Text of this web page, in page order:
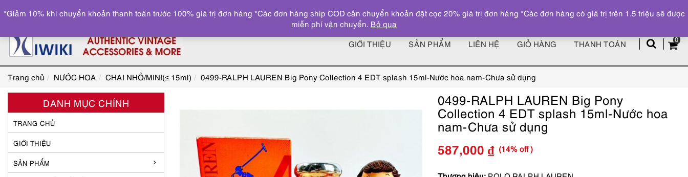
z
0
GIỚI THIỆU SẢN PHẨM LIÊN HỆ GIỎ HÀNG THANH TOÁN
Trang chủ NƯỚC HOA CHAI NHỎ/MINI(≤ 15ml) 0499-RALPH LAUREN Big Pony Collection 4 EDT splash 15ml-Nước hoa nam-Chưa sử dụng
0499-RALPH LAUREN Big Pony
Collection 4 EDT splash 15ml-Nước hoa
nam-Chưa sử dụng
Giá
587,000 ₫
Giá
(14% off )
DANH MỤC CHÍNH
TRANG CHỦ
GIỚI THIỆU
SẢN PHẨM
*Giảm 10% khi chuyển khoản thanh toán trước 100% giá trị đơn hàng *Các đơn hàng ship COD cần chuyển khoản đặt cọc 20% giá trị đơn hàng *Các đơn hàng có giá trị trên 1.5 triệu sẽ được
miễn phí vận chuyển. Bỏ qua